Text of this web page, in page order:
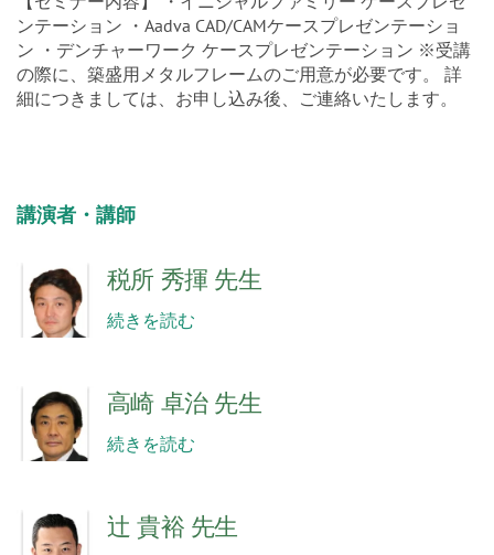
【セミナー内容】 ・イニシャルファミリー ケースプレゼ
ンテーション ・Aadva CAD/CAMケースプレゼンテーショ
ン ・デンチャーワーク ケースプレゼンテーション ※受講
の際に、築盛用メタルフレームのご用意が必要です。 詳
細につきましては、お申し込み後、ご連絡いたします。
講演者・講師
税所 秀揮 先生
続きを読む
高崎 卓治 先生
続きを読む
辻 貴裕 先生